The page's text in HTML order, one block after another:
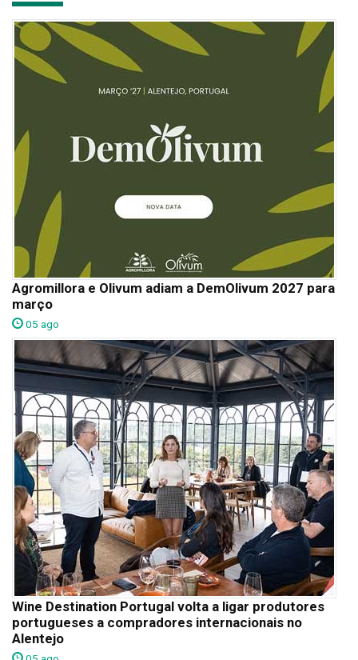
Agromillora e Olivum adiam a DemOlivum 2027 para
março
05 ago
Wine Destination Portugal volta a ligar produtores
portugueses a compradores internacionais no
Alentejo